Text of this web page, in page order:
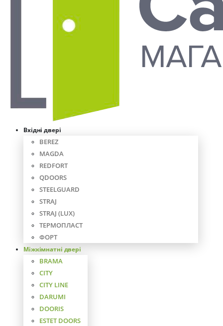
Вхідні двері
BEREZ
MAGDA
REDFORT
QDOORS
STEELGUARD
STRAJ
STRAJ (LUX)
ТЕРМОПЛАСТ
ФОРТ
Міжкімнатні двері
BRAMA
CITY
CITY LINE
DARUMI
DOORIS
ESTET DOORS